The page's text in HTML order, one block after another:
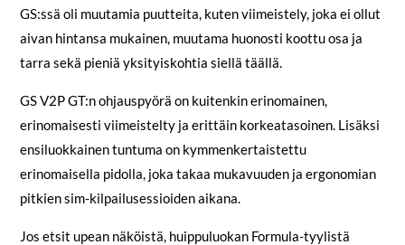
GS:ssä oli muutamia puutteita, kuten viimeistely, joka ei ollut
aivan hintansa mukainen, muutama huonosti koottu osa ja
tarra sekä pieniä yksityiskohtia siellä täällä.
GS V2P GT:n ohjauspyörä on kuitenkin erinomainen,
erinomaisesti viimeistelty ja erittäin korkeatasoinen. Lisäksi
ensiluokkainen tuntuma on kymmenkertaistettu
erinomaisella pidolla, joka takaa mukavuuden ja ergonomian
pitkien sim-kilpailusessioiden aikana.
Jos etsit upean näköistä, huippuluokan Formula-tyylistä